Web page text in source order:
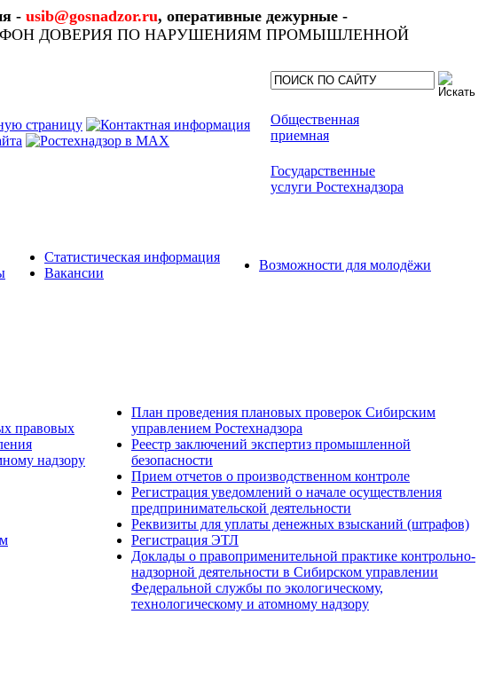
- usib@gosnadzor.ru, оперативные дежурные -
ДОВЕРИЯ ПО НАРУШЕНИЯМ ПРОМЫШЛЕННОЙ
Общественная
приемная
Государственные
услуги Ростехнадзора
Статистическая информация
Вакансии
Возможности для молодёжи
правовых
надзору
План проведения плановых проверок Сибирским
управлением Ростехнадзора
Реестр заключений экспертиз промышленной
безопасности
Прием отчетов о производственном контроле
Регистрация уведомлений о начале осуществления
предпринимательской деятельности
Реквизиты для уплаты денежных взысканий (штрафов)
Регистрация ЭТЛ
Доклады о правоприменительной практике контрольно-
надзорной деятельности в Сибирском управлении
Федеральной службы по экологическому,
технологическому и атомному надзору